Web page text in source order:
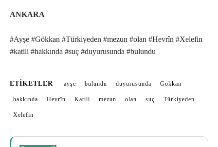
ANKARA
#Ayşe #Gökkan #Türkiyeden #mezun #olan #Hevrîn #Xelefin
#katili #hakkında #suç #duyurusunda #bulundu
ETIKETLER ayşe bulundu duyurusunda Gökkan
hakkında Hevrîn Katili mezun olan suç Türkiyeden
Xelefin